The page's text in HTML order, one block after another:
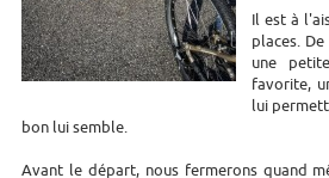
Il est à
places.
une
favorite,
lui
bon lui semble.
Avant le départ, nous fermerons quand